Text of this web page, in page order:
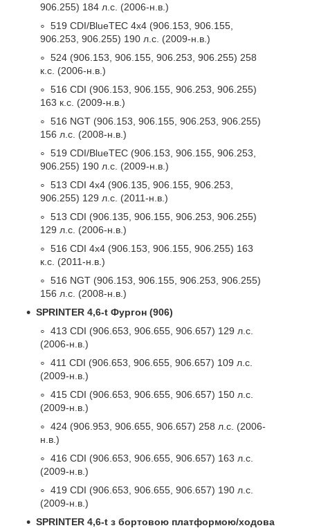
906.255) 184 л.с. (2006-н.в.)
519 CDI/BlueTEC 4x4 (906.153, 906.155,
906.253, 906.255) 190 л.с. (2009-н.в.)
524 (906.153, 906.155, 906.253, 906.255) 258
к.с. (2006-н.в.)
516 CDI (906.153, 906.155, 906.253, 906.255)
163 к.с. (2009-н.в.)
516 NGT (906.153, 906.155, 906.253, 906.255)
156 л.с. (2008-н.в.)
519 CDI/BlueTEC (906.153, 906.155, 906.253,
906.255) 190 л.с. (2009-н.в.)
513 CDI 4x4 (906.135, 906.155, 906.253,
906.255) 129 л.с. (2011-н.в.)
513 CDI (906.135, 906.155, 906.253, 906.255)
129 л.с. (2006-н.в.)
516 CDI 4x4 (906.153, 906.155, 906.255) 163
к.с. (2011-н.в.)
516 NGT (906.153, 906.155, 906.253, 906.255)
156 л.с. (2008-н.в.)
SPRINTER 4,6-t Фургон (906)
413 CDI (906.653, 906.655, 906.657) 129 л.с.
(2006-н.в.)
411 CDI (906.653, 906.655, 906.657) 109 л.с.
(2009-н.в.)
415 CDI (906.653, 906.655, 906.657) 150 л.с.
(2009-н.в.)
424 (906.953, 906.655, 906.657) 258 л.с. (2006-
н.в.)
416 CDI (906.653, 906.655, 906.657) 163 л.с.
(2009-н.в.)
419 CDI (906.653, 906.655, 906.657) 190 л.с.
(2009-н.в.)
SPRINTER 4,6-t з бортовою платформою/ходова